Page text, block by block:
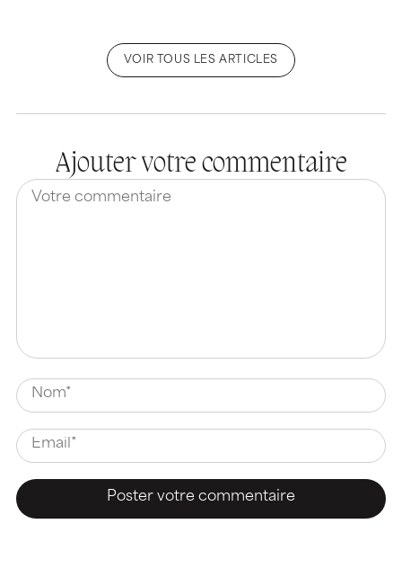
VOIR TOUS LES ARTICLES
Ajouter votre commentaire